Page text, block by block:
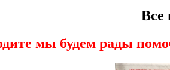
Все
мы будем рады